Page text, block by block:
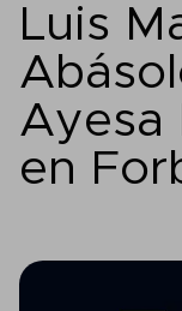
Luis
Ayesa
en